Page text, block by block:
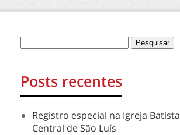
Posts recentes
Registro especial na Igreja Batista
Central de São Luís